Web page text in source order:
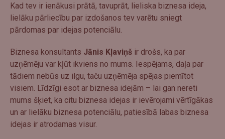
Kad tev ir ienākusi prātā, tavuprāt, lieliska biznesa ideja,
lielāku pārliecību par izdošanos tev varētu sniegt
pārdomas par idejas potenciālu.
Biznesa konsultants Jānis Kļaviņš ir drošs, ka par
uzņēmēju var kļūt ikviens no mums. Iespējams, daļa par
tādiem nebūs uz ilgu, taču uzņēmēja spējas piemītot
visiem. Līdzīgi esot ar biznesa idejām – lai gan nereti
mums šķiet, ka citu biznesa idejas ir ievērojami vērtīgākas
un ar lielāku biznesa potenciālu, patiesībā labas biznesa
idejas ir atrodamas visur.